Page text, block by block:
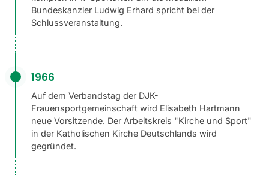
Bundeskanzler Ludwig Erhard spricht bei der
Schlussveranstaltung.
1966
Auf dem Verbandstag der DJK-
Frauensportgemeinschaft wird Elisabeth Hartmann
neue Vorsitzende. Der Arbeitskreis "Kirche und Sport"
in der Katholischen Kirche Deutschlands wird
gegründet.